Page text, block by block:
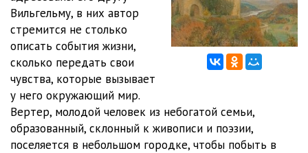
Вильгельму, в них автор
стремится не столько
описать события жизни,
сколько передать свои
чувства, которые вызывает
у него окружающий мир.
Вертер, молодой человек из небогатой семьи,
образованный, склонный к живописи и поэзии,
поселяется в небольшом городке, чтобы побыть в